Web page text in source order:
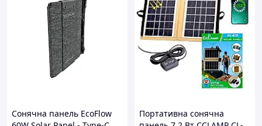
Сонячна панель EcoFlow
Портативна сонячна